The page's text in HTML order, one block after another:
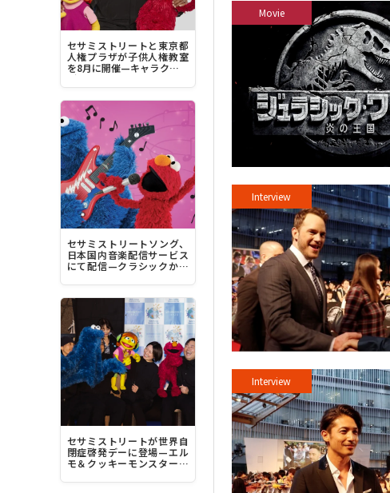
Movie
Interview
Interview
セサミストリートと東京都
人権プラザが子供人権教室
を8月に開催—キャラクター
デザイナーのルイス・ヘン
リー・ミッチェル来日へ
セサミストリートソング、
日本国内音楽配信サービス
にて配信—クラシックから
曲、最新曲まで1200曲超
セサミストリートが世界自
閉症啓発デーに登場—エル
モ＆クッキーモンスター＆
みんな素晴らしい！”